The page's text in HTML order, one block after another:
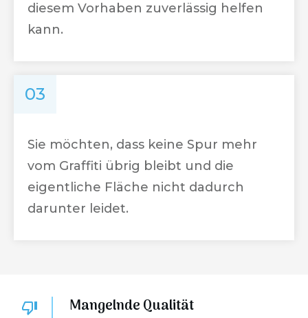
diesem Vorhaben zuverlässig helfen
kann.
03
Sie möchten, dass keine Spur mehr
vom Graffiti übrig bleibt und die
eigentliche Fläche nicht dadurch
darunter leidet.
Mangelnde Qualität